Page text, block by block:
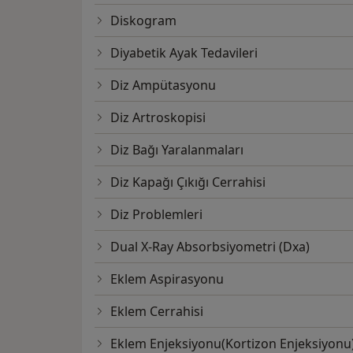
Diskogram
Diyabetik Ayak Tedavileri
Diz Ampütasyonu
Diz Artroskopisi
Diz Bağı Yaralanmaları
Diz Kapağı Çıkığı Cerrahisi
Diz Problemleri
Dual X-Ray Absorbsiyometri (Dxa)
Eklem Aspirasyonu
Eklem Cerrahisi
Eklem Enjeksiyonu(Kortizon